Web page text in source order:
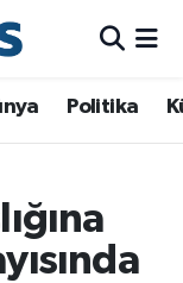
Politika